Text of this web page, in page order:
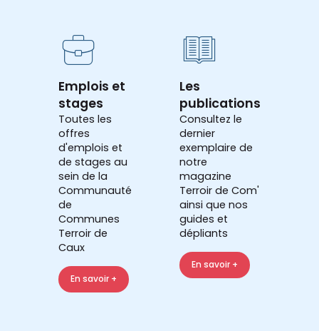
Emplois et
stages
Toutes les
offres
d'emplois et
de stages au
sein de la
Communauté
de
Communes
Terroir de
Caux
En savoir +
Les
publications
Consultez le
dernier
exemplaire de
notre
magazine
Terroir de Com'
ainsi que nos
guides et
dépliants
En savoir +